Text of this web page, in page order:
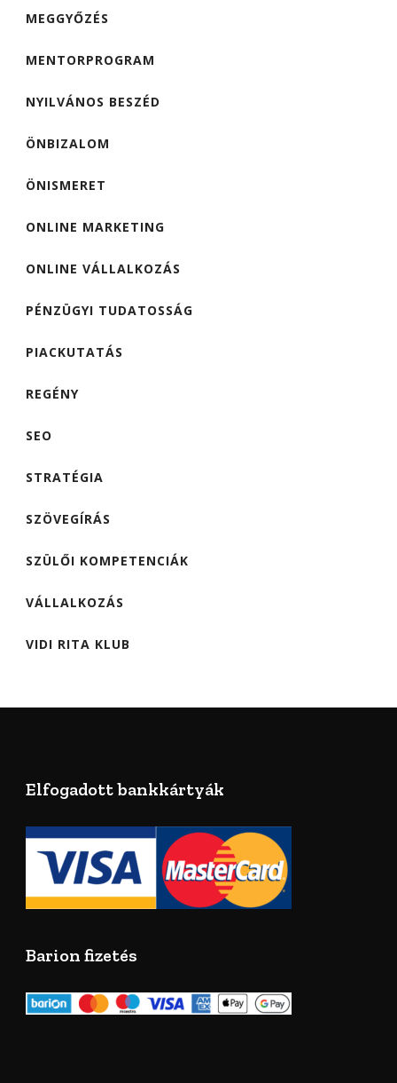
MEGGYŐZÉS
MENTORPROGRAM
NYILVÁNOS BESZÉD
ÖNBIZALOM
ÖNISMERET
ONLINE MARKETING
ONLINE VÁLLALKOZÁS
PÉNZÜGYI TUDATOSSÁG
PIACKUTATÁS
REGÉNY
SEO
STRATÉGIA
SZÖVEGÍRÁS
SZÜLŐI KOMPETENCIÁK
VÁLLALKOZÁS
VIDI RITA KLUB
Elfogadott bankkártyák
Barion fizetés